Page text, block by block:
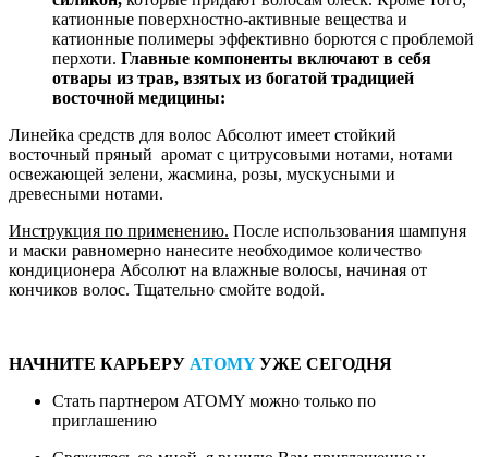
катионные поверхностно-активные вещества и
катионные полимеры эффективно борются с проблемой
перхоти. Главные компоненты включают в себя
отвары из трав, взятых из богатой традицией
восточной медицины:
Линейка средств для волос Абсолют имеет стойкий
восточный пряный аромат с цитрусовыми нотами, нотами
освежающей зелени, жасмина, розы, мускусными и
древесными нотами.
Инструкция по применению. После использования шампуня
и маски равномерно нанесите необходимое количество
кондиционера Абсолют на влажные волосы, начиная от
кончиков волос. Тщательно смойте водой.
НАЧНИТЕ КАРЬЕРУ ATOMYУЖЕ СЕГОДНЯ
Стать партнером ATOMY можно только по
приглашению